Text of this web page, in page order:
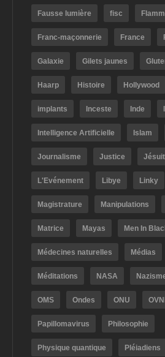
Fausse lumière fisc
Franc-maçonnerie France
Galaxie Gilets jaunes
Haarp Histoire Hollywood
implants Inceste Inde
Intelligence Artificielle Islam
Journalisme Justice
L'Evénement Libye Linky
Magistrature Manipulations
Matrice Mayas Men In
Médecines naturelles Médias
Méditations NASA
OMS Ondes ONU
Papillomavirus Philosophie
Physique quantique Pléiadiens